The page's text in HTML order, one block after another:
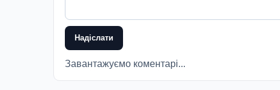
Надіслати
Завантажуємо коментарі...